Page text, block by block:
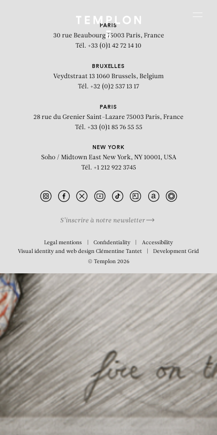
Brain Drawing
PARIS
30 rue Beaubourg 75003 Paris, France
Tél. +33 (0)1 42 72 14 10
BRUXELLES
Veydtstraat 13 1060 Brussels, Belgium
Tél. +32 (0)2 537 13 17
PARIS
28 rue du Grenier Saint-Lazare 75003 Paris, France
Tél. +33 (0)1 85 76 55 55
NEW YORK
Soho / Midtown East New York, NY 10001, USA
Tél. +1 212 922 3745
S’inscrire à notre newsletter
Legal mentions Confidentiality
Accessibility
Visual identity and web design Clémentine Tantet DevelopmentGrid
© Templon 2026